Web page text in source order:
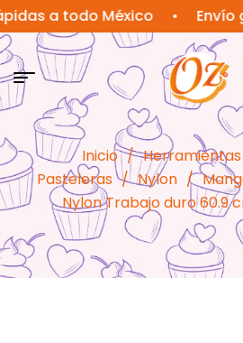
a todo México • Envío
Inicio / Herramientas
Pasteleras / Nylon /
Nylon Trabajo duro 60.9